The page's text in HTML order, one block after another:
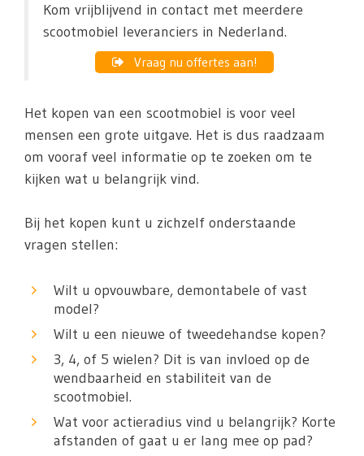
Kom vrijblijvend in contact met meerdere
scootmobiel leveranciers in Nederland.
Vraag nu offertes aan!
Het kopen van een scootmobiel is voor veel
mensen een grote uitgave. Het is dus raadzaam
om vooraf veel informatie op te zoeken om te
kijken wat u belangrijk vind.
Bij het kopen kunt u zichzelf onderstaande
vragen stellen:
Wilt u opvouwbare, demontabele of vast
model?
Wilt u een nieuwe of tweedehandse kopen?
3, 4, of 5 wielen? Dit is van invloed op de
wendbaarheid en stabiliteit van de
scootmobiel.
Wat voor actieradius vind u belangrijk? Korte
afstanden of gaat u er lang mee op pad?